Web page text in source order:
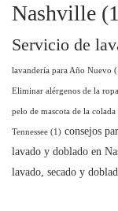
Nashville
Servicio de
lavandería para Año Nuevo
Eliminar alérgenos de la ropa
pelo de mascota de la colada
Tennessee (1) consejos
lavado y doblado en
lavado, secado y